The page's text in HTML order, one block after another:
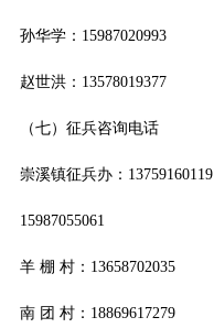
孙华学：15987020993
赵世洪：13578019377
（七）征兵咨询电话
崇溪镇征兵办：13759160119
15987055061
羊 棚 村：13658702035
南 团 村：18869617279